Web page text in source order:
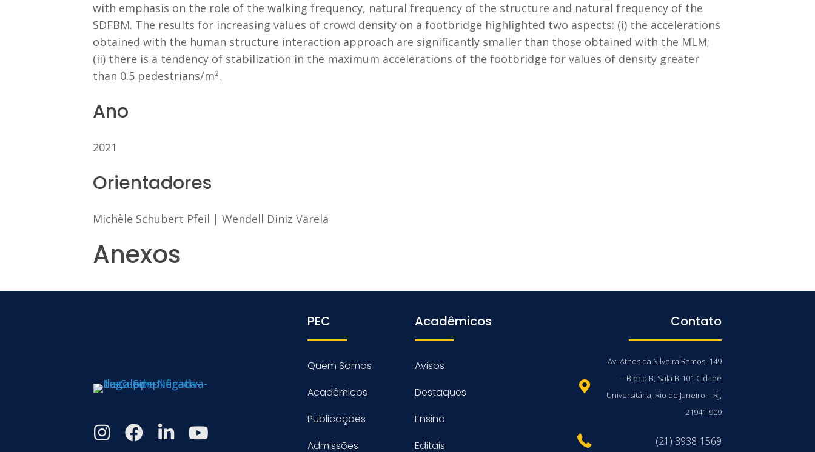
with emphasis on the role of the walking frequency, natural frequency of the structure and natural frequency of the
SDFBM. The results for increasing values of crowd density on a footbridge highlighted two aspects: (i) the accelerations
obtained with the human structure interaction approach are significantly smaller than those obtained with the MLM;
(ii) there is a tendency of stabilization in the maximum accelerations of the footbridge for values of density greater
than 0.5 pedestrians/m².
Ano
2021
Orientadores
Michèle Schubert Pfeil | Wendell Diniz Varela
Anexos
PEC
Quem Somos
Acadêmicos
Publicações
Admissões
Acadêmicos
Avisos
Destaques
Ensino
Editais
Contato
Av. Athos da Silveira Ramos, 149
– Bloco B, Sala B-101 Cidade
Universitária, Rio de Janeiro – RJ,
21941-909
(21) 3938-1569